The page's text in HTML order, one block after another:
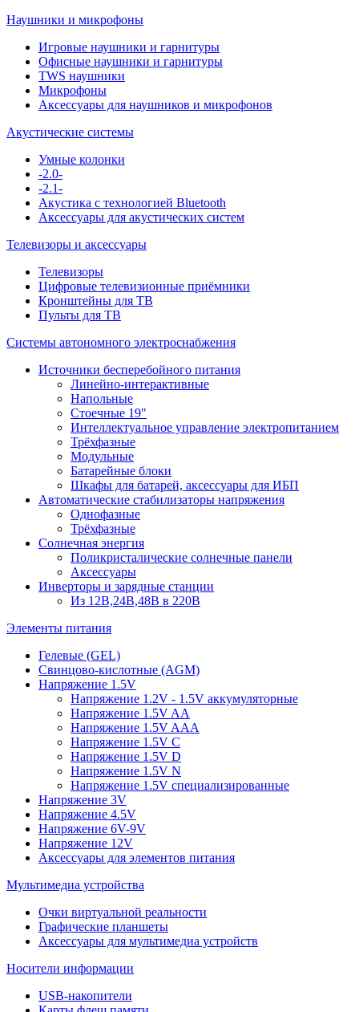
Наушники и микрофоны
Игровые наушники и гарнитуры
Офисные наушники и гарнитуры
TWS наушники
Микрофоны
Аксессуары для наушников и микрофонов
Акустические системы
Умные колонки
-2.0-
-2.1-
Акустика с технологией Bluetooth
Аксессуары для акустических систем
Телевизоры и аксессуары
Телевизоры
Цифровые телевизионные приёмники
Кронштейны для ТВ
Пульты для ТВ
Системы автономного электроснабжения
Источники бесперебойного питания
Линейно-интерактивные
Напольные
Стоечные 19"
Интеллектуальное управление электропитанием
Трёхфазные
Модульные
Батарейные блоки
Шкафы для батарей, аксессуары для ИБП
Автоматические стабилизаторы напряжения
Однофазные
Трёхфазные
Солнечная энергия
Поликристалические солнечные панели
Аксессуары
Инверторы и зарядные станции
Из 12В,24В,48В в 220В
Элементы питания
Гелевые (GEL)
Свинцово-кислотные (AGM)
Напряжение 1.5V
Напряжение 1.2V - 1.5V аккумуляторные
Напряжение 1.5V AA
Напряжение 1.5V AAA
Напряжение 1.5V C
Напряжение 1.5V D
Напряжение 1.5V N
Напряжение 1.5V специализированные
Напряжение 3V
Напряжение 4.5V
Напряжение 6V-9V
Напряжение 12V
Аксессуары для элементов питания
Мультимедиа устройства
Очки виртуальной реальности
Графические планшеты
Аксессуары для мультимедиа устройств
Носители информации
USB-накопители